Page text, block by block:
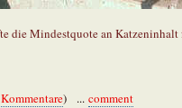
die Mindestquote an
) ... comment